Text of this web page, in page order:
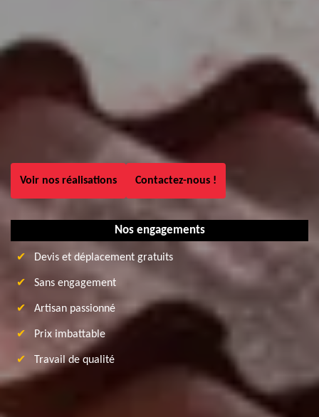
Voir nos réalisations Contactez-nous !
Nos engagements
Devis et déplacement gratuits
Sans engagement
Artisan passionné
Prix imbattable
Travail de qualité